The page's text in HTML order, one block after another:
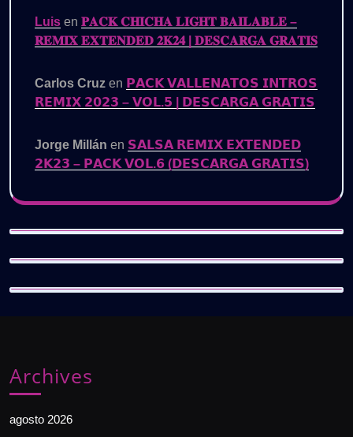
Luis en 𝐏𝐀𝐂𝐊 𝐂𝐇𝐈𝐂𝐇𝐀 𝐋𝐈𝐆𝐇𝐓 𝐁𝐀𝐈𝐋𝐀𝐁𝐋𝐄 –
𝐑𝐄𝐌𝐈𝐗 𝐄𝐗𝐓𝐄𝐍𝐃𝐄𝐃 𝟐𝐊𝟐𝟒 | 𝐃𝐄𝐒𝐂𝐀𝐑𝐆𝐀 𝐆𝐑𝐀𝐓𝐈𝐒
Carlos Cruz en 𝗣𝗔𝗖𝗞 𝗩𝗔𝗟𝗟𝗘𝗡𝗔𝗧𝗢𝗦 𝗜𝗡𝗧𝗥𝗢𝗦
𝗥𝗘𝗠𝗜𝗫 𝟮𝟬𝟮𝟯 – 𝗩𝗢𝗟.𝟱 | 𝗗𝗘𝗦𝗖𝗔𝗥𝗚𝗔 𝗚𝗥𝗔𝗧𝗜𝗦
Jorge Millán en 𝗦𝗔𝗟𝗦𝗔 𝗥𝗘𝗠𝗜𝗫 𝗘𝗫𝗧𝗘𝗡𝗗𝗘𝗗
𝟮𝗞𝟮𝟯 – 𝗣𝗔𝗖𝗞 𝗩𝗢𝗟.𝟲 (𝗗𝗘𝗦𝗖𝗔𝗥𝗚𝗔 𝗚𝗥𝗔𝗧𝗜𝗦)
Archives
agosto 2026